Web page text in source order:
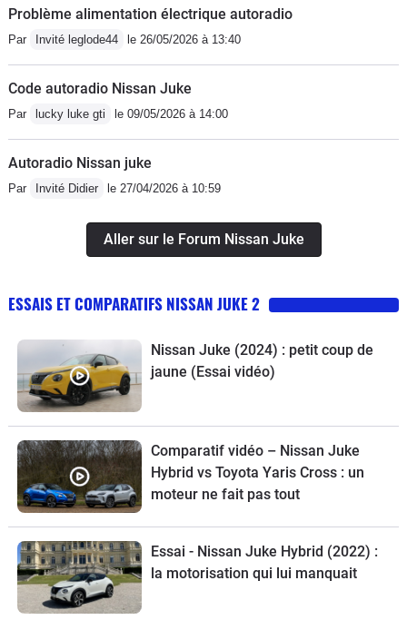
Problème alimentation électrique autoradio
Par Invité leglode44 le 26/05/2026 à 13:40
Code autoradio Nissan Juke
Par lucky luke gti le 09/05/2026 à 14:00
Autoradio Nissan juke
Par Invité Didier le 27/04/2026 à 10:59
Aller sur le Forum Nissan Juke
ESSAIS ET COMPARATIFS NISSAN JUKE 2
Nissan Juke (2024) : petit coup de
jaune (Essai vidéo)
Comparatif vidéo – Nissan Juke
Hybrid vs Toyota Yaris Cross : un
moteur ne fait pas tout
Essai - Nissan Juke Hybrid (2022) :
la motorisation qui lui manquait